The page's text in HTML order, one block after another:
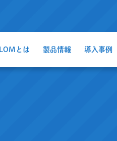
LOMとは 製品情報 導入事例